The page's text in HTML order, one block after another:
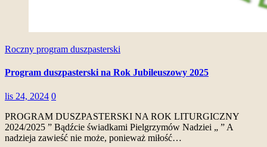
Roczny program duszpasterski
Program duszpasterski na Rok Jubileuszowy 2025
lis 24, 2024 0
PROGRAM DUSZPASTERSKI NA ROK LITURGICZNY
2024/2025 ” Bądźcie świadkami Pielgrzymów Nadziei „ ” A
nadzieja zawieść nie może, ponieważ miłość…